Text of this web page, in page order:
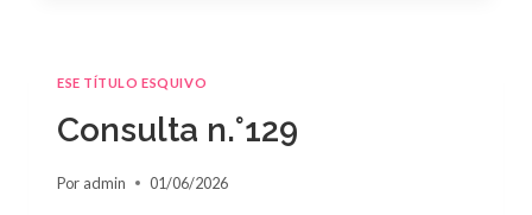
ESE TÍTULO ESQUIVO
Consulta n.°129
Por admin 01/06/2026